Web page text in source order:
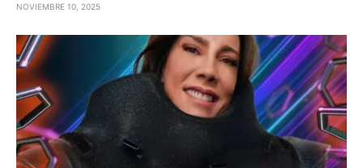
NOVIEMBRE 10, 2025